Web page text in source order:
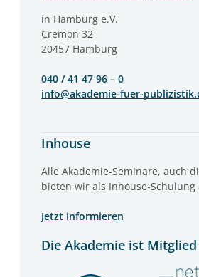
in Hamburg e.V.
Cremon 32
20457 Hamburg
040 / 41 47 96 – 0
info@akademie-fuer-
Inhouse
Alle Akademie-Seminare, auch
bieten wir als Inhouse-Schulung
Jetzt informieren
Die Akademie ist